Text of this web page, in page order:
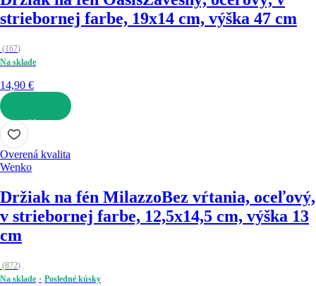
striebornej farbe, 19x14 cm, výška 47 cm
(167)
Na sklade
14,90 €
DO KOŠÍKA
Overená kvalita
Wenko
Držiak na fén MilazzoBez vŕtania, oceľový,
v striebornej farbe, 12,5x14,5 cm, výška 13
cm
(872)
Na sklade
Posledné kúsky